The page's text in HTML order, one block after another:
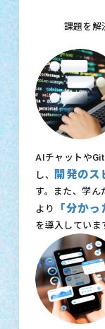
課題を解
AIチャットや
し、
開発のス
す。また、学ん
より
「分か
を導入していま